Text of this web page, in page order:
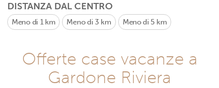
DISTANZA DAL CENTRO
Meno di 1 km Meno di 3 km Meno di 5 km
Offerte case vacanze a
Gardone Riviera